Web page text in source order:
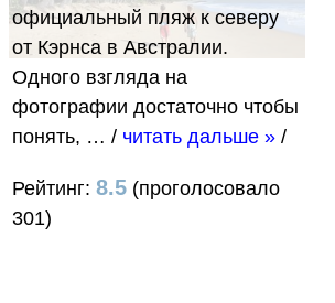
официальный пляж к северу
от Кэрнса в Австралии.
Одного взгляда на
фотографии достаточно чтобы
понять, … / читать дальше » /
Рейтинг: 8.5 (проголосовало
301)